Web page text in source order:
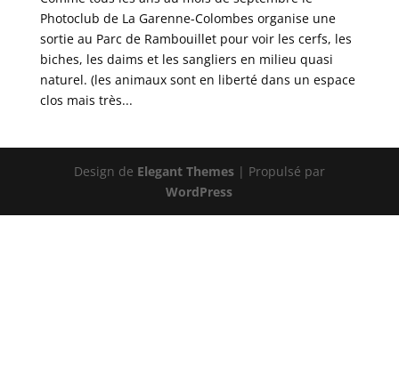
Photoclub de La Garenne-Colombes organise une
sortie au Parc de Rambouillet pour voir les cerfs, les
biches, les daims et les sangliers en milieu quasi
naturel. (les animaux sont en liberté dans un espace
clos mais très...
Design de Elegant Themes| Propulsé par
WordPress